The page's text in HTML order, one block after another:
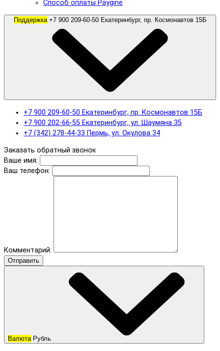
Способ оплаты Paygine
Поддержка
+7 900 209-60-50 Екатеринбург, пр. Космонавтов 15Б
+7 900 202-66-55 Екатеринбург, ул. Шаумяна 35
+7 (342) 278-44-33 Пермь, ул. Окулова 34
Заказать обратный звонок
Ваше имя:
Ваш телефон:
Комментарий:
Отправить
Валюта Рубль